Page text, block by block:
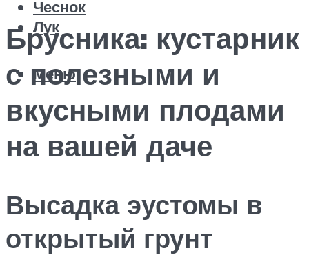
Чеснок
Лук
Меню
Брусника: кустарник
с полезными и
вкусными плодами
на вашей даче
Высадка эустомы в
открытый грунт